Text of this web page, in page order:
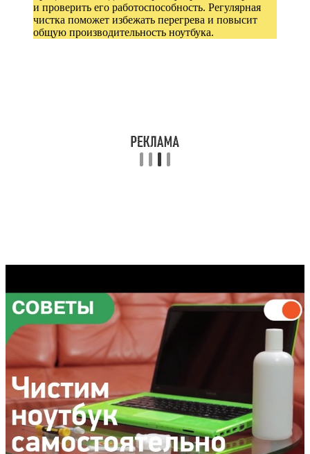
и проверить его работоспособность. Регулярная
чистка поможет избежать перегрева и повысит
общую производительность ноутбука.